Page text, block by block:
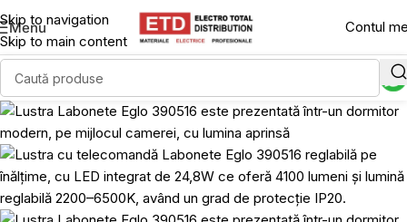
Skip to navigation
Skip to main content
Menu Contul